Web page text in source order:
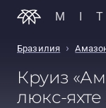
Бразилия ›
Круиз
люкс-